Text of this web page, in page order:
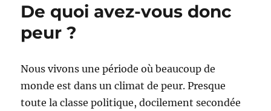
De quoi avez-vous donc
peur ?
Nous vivons une période où beaucoup de
monde est dans un climat de peur. Presque
toute la classe politique, docilement secondée